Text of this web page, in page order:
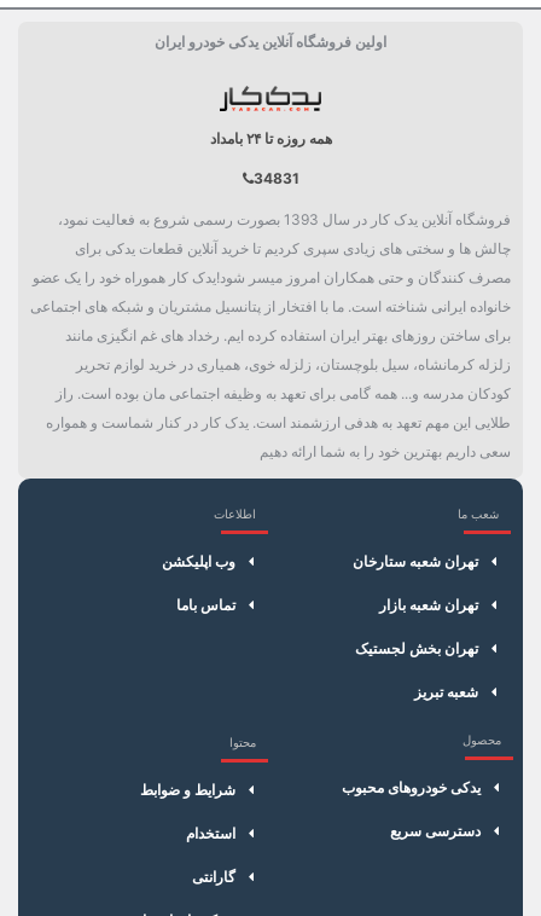
اولین فروشگاه آنلاین یدکی خودرو ایران
همه روزه تا ۲۴ بامداد
34831
فروشگاه آنلاین یدک کار در سال 1393 بصورت رسمی شروع به فعالیت نمود،
چالش ها و سختی های زیادی سپری کردیم تا خرید آنلاین قطعات یدکی برای
مصرف کنندگان و حتی همکاران امروز میسر شود!یدک کار هموراه خود را یک عضو
خانواده ایرانی شناخته است. ما با افتخار از پتانسیل مشتریان و شبکه های اجتماعی
برای ساختن روزهای بهتر ایران استفاده کرده ایم. رخداد های غم انگیزی مانند
زلزله کرمانشاه، سیل بلوچستان، زلزله خوی، همیاری در خرید لوازم تحریر
کودکان مدرسه و... همه گامی برای تعهد به وظیفه اجتماعی مان بوده است. راز
طلایی این مهم تعهد به هدفی ارزشمند است. یدک کار در کنار شماست و همواره
سعی داریم بهترین خود را به شما ارائه دهیم
شعب ما
تهران شعبه ستارخان
تهران شعبه بازار
تهران بخش لجستیک
شعبه تبریز
اطلاعات
وب اپلیکشن
تماس باما
محصول
یدکی خودروهای محبوب
دسترسی سریع
محتوا
شرایط و ضوابط
استخدام
گارانتی
×